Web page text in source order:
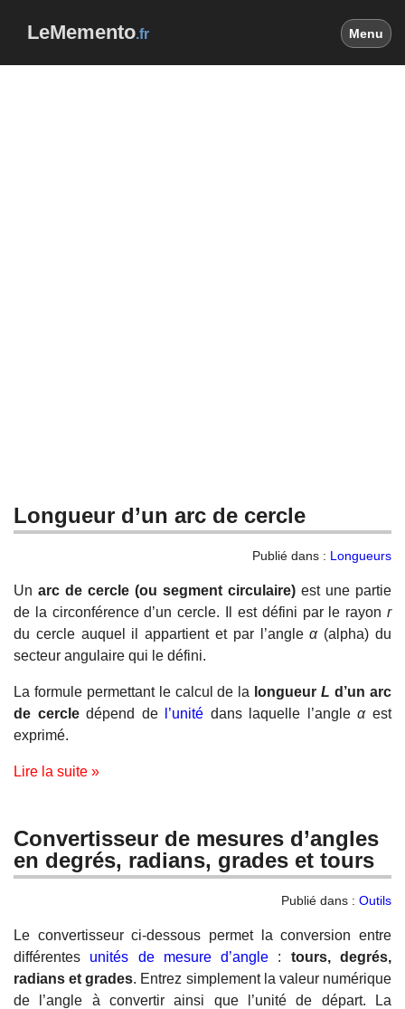
LeMemento.fr Menu
Longueur d’un arc de cercle
Publié dans : Longueurs
Un arc de cercle (ou segment circulaire) est une partie
de la circonférence d’un cercle. Il est défini par le rayon r
du cercle auquel il appartient et par l’angleα(alpha) du
secteur angulaire qui le défini.
La formule permettant le calcul de la longueurL d’un arc
de cercledépend de l’unité dans laquelle l’angleαest
exprimé.
Lire la suite »
Convertisseur de mesures d’angles
en degrés, radians, grades et tours
Publié dans : Outils
Le convertisseur ci-dessous permet la conversion entre
différentes unités de mesure d’angle : tours, degrés,
radians et grades. Entrez simplement la valeur numérique
de l’angle à convertir ainsi que l’unité de départ. La